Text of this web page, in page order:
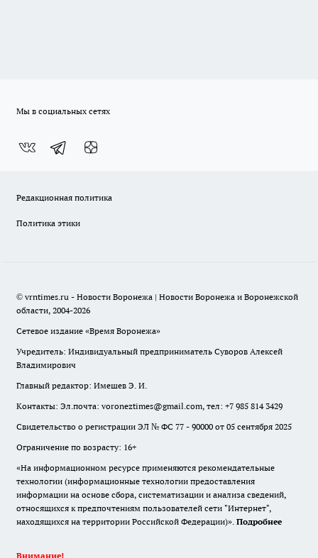
Мы в социальных сетях
Редакционная политика
Политика этики
© vrntimes.ru - Новости Воронежа | Новости Воронежа и Воронежской
области, 2004-2026
Сетевое издание «Время Воронежа»
Учредитель: Индивидуальный предприниматель Суворов Алексей
Владимирович
Главный редактор: Имешев Э. И.
Контакты: Эл.почта: voroneztimes@gmail.com, тел: +7 985 814 3429
Свидетельство о регистрации ЭЛ № ФС 77 - 90000 от 05 сентября 2025
Ограничение по возрасту: 16+
«На информационном ресурсе применяются рекомендательные
технологии (информационные технологии предоставления
информации на основе сбора, систематизации и анализа сведений,
относящихся к предпочтениям пользователей сети "Интернет",
находящихся на территории Российской Федерации)». Подробнее
Внимание!